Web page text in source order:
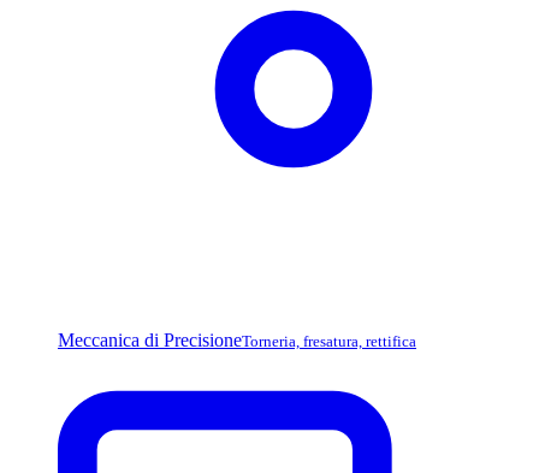
Meccanica di PrecisioneTorneria, fresatura, rettifica